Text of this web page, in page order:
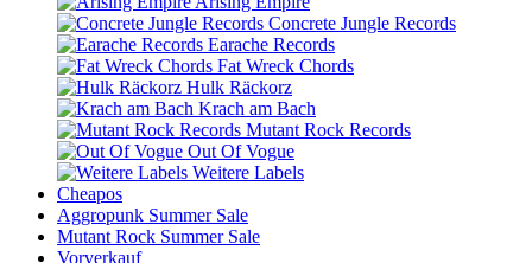
Concrete Jungle Records
Earache Records
Fat Wreck Chords
Hulk Räckorz
Krach am Bach
Mutant Rock Records
Out Of Vogue
Weitere Labels
Cheapos
Aggropunk Summer Sale
Mutant Rock Summer Sale
Vorverkauf